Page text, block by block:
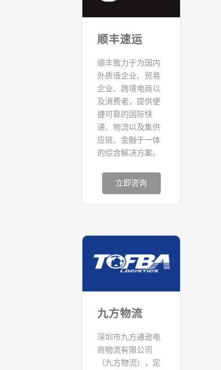
顺丰速运
顺丰致力于为国内
外质造企业、贸易
企业、跨境电商以
及消费者，提供便
捷可靠的国际快
递、物流以及集供
应链、金融于一体
的综合解决方案。
立即咨询
九方物流
深圳市九方通逊电
商物流有限公司
（九方物流），定